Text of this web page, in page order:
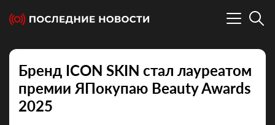
Бренд ICON SKIN cтал лауреатом
премии ЯПокупаю Beauty Awards
2025